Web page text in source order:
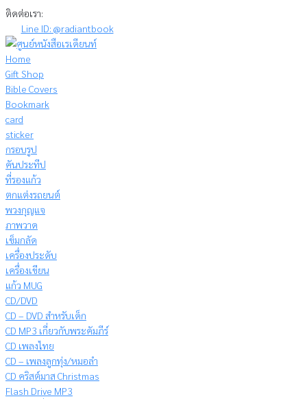
Skip
content
ติดต่อเรา:
Line ID: @radiantbook
Home
Gift Shop
Bible Covers
Bookmark
card
sticker
กรอบรูป
คันประทีป
ที่รองแก้ว
ตกแต่งรถยนต์
พวงกุญแจ
ภาพวาด
เข็มกลัด
เครื่องประดับ
เครื่องเขียน
แก้ว MUG
CD/DVD
CD – DVD สำหรับเด็ก
CD MP3 เกี่ยวกับพระคัมภีร์
CD เพลงไทย
CD – เพลงลูกทุ่ง/หมอลำ
CD คริสต์มาส Christmas
Flash Drive MP3